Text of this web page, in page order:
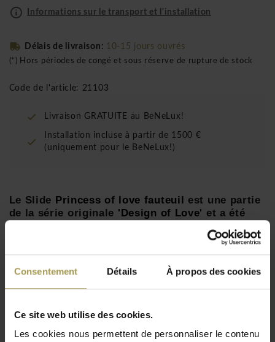
Consentement Détails À propos des cookies
Ce site web utilise des cookies.
Les cookies nous permettent de personnaliser le contenu
Informations sur le transport et l'installation
Délais de livraison: 10-15 jours ouvrés
(*) Hors périodes de congé et sous réserve de rupture de stock
Code de l'article: 21103
Livraison GRATUITE au BeNeLux!
Installation incluse à partir de 1500 €
(uniquement pour le BeNeLux!)
Le Slide Princess of love fauteuil est une partie
de la série originale 'Design of Love' et a été
Dimension:
92h x 54l x 54p cm
Disponible en coloris laqués sur demande (en